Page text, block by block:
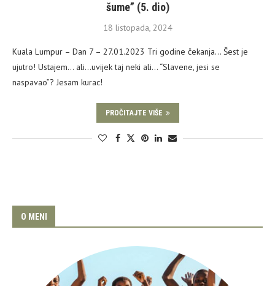
šume” (5. dio)
18 listopada, 2024
Kuala Lumpur – Dan 7 – 27.01.2023 Tri godine čekanja… Šest je
ujutro! Ustajem… ali…uvijek taj neki ali… “Slavene, jesi se
naspavao”? Jesam kurac!
PROČITAJTE VIŠE
O MENI